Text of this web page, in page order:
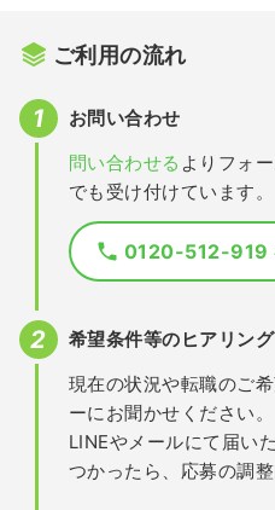
ご利用の流れ
お問い合わせ
問い合わせる よりフォ
でも受け付けています。
0120-512-919
希望条件等のヒアリン
現在の状況や転職のご
ーにお聞かせください。
LINEやメールにて届い
つかったら、応募の調